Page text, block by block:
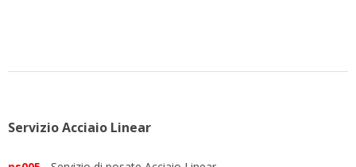
Servizio Acciaio Linear